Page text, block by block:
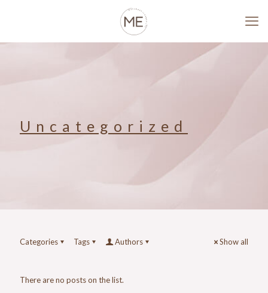
Uncategorized
Categories Tags Authors Show all
There are no posts on the list.